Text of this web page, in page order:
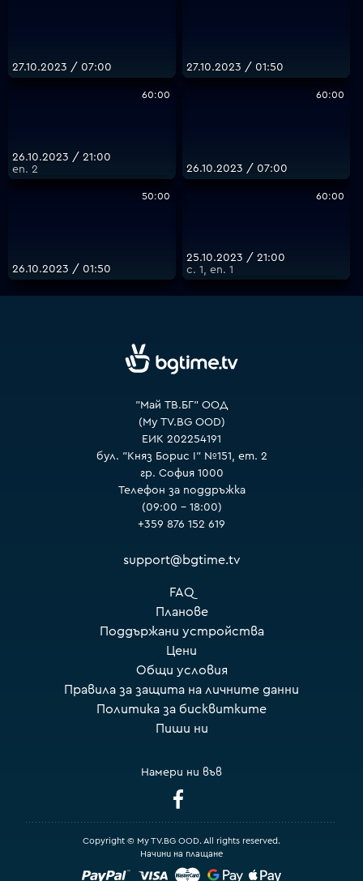
27.10.2023 / 07:00 27.10.2023 / 01:50
60:00
26.10.2023 / 21:00
еп. 2
60:00
26.10.2023 / 07:00
50:00
26.10.2023 / 01:50
60:00
25.10.2023 / 21:00
с. 1, еп. 1
"Май ТВ.БГ" ООД
(My TV.BG OOD)
ЕИК 202254191
бул. "Княз Борис I" №151, ет. 2
гр. София 1000
Телефон за поддръжка
(09:00 – 18:00)
+359 876 152 619
support@bgtime.tv
FAQ
Планове
Поддържани устройства
Цени
Общи условия
Правила за защита на личните данни
Политика за бисквитките
Пиши ни
Намери ни във
Начини на плащане
Copyright © My TV.BG OOD. All rights reserved.